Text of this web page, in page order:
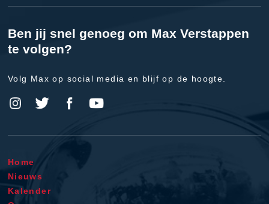
Ben jij snel genoeg om Max Verstappen
te volgen?
Volg Max op social media en blijf op de hoogte.
Home
Nieuws
Kalender